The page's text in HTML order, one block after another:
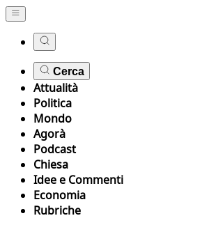
Cerca
Attualità
Politica
Mondo
Agorà
Podcast
Chiesa
Idee e Commenti
Economia
Rubriche